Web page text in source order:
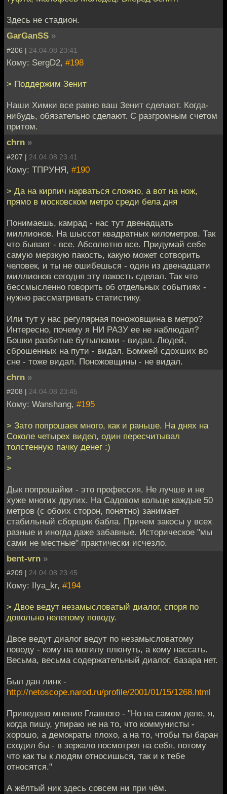
Здесь не стадион.
GarGanSS »
#206 | 24.04.08 23:41
Кому: SergD2, #198
> Поддержим Зенит
Наши Химки все равно ваш Зенит сделают. Когда-
нибудь, обязательно сделают. С разгромным счетом
притом.
chrn »
#207 | 24.04.08 23:41
Кому: ТПРУНЯ, #190
> Да на кирпич нарваться сложно, а вот на нож,
прямо в московском метро среди бела дня
Понимаешь, камрад - нас тут двенадцать
миллионов. На шыссот квадратных километров. Так
что бывает - все. Абсолютно все. Придумай себе
самую мерзкую пакость, какую может сотворить
человек, и ты не ошибешься - один из двенадцати
миллионов сегодня эту пакость сделал. Так что
бессмысленно говорить об отдельных событиях -
нужно рассматривать статистику.
Или тут у нас регулярная поножовщина в метро?
Интересно, почему я НИ РАЗУ ее не наблюдал?
Бошки разбитые бутылками - видал. Людей,
сброшенных на пути - видал. Бомжей сдохших во
сне - тоже видал. Поножовщины - не видал.
chrn »
#208 | 24.04.08 23:45
Кому: Wanshang, #195
> Зато попрошаек много, как и раньше. На днях на
Соколе четырех видел, один пересчитывал
толстенную пачку денег :)
>
>
Дык попрошайки - это профессия. Не лучше и не
хуже многих других. На Садовом кольце каждые 50
метров (с обоих сторон, понятно) занимает
стабильный сборщик бабла. Причем закосы у всех
разные и иногда даже забавные. Историческое "мы
сами не местные" практически исчезло.
bent-vrn »
#209 | 24.04.08 23:45
Кому: Ilya_kr, #194
> Двое ведут незамысловатый диалог, споря по
довольно нелепому поводу.
Двое ведут диалог ведут по незамысловатому
поводу - кому на могилу плюнуть, а кому нассать.
Весьма, весьма содержательный диалог, базара нет.
Был дан линк -
http://netoscope.narod.ru/profile/2001/01/15/1268.html
Приведено мнение Главного - "Но на самом деле, я,
когда пишу, упираю не на то, что коммунисты -
хорошо, а демократы плохо, а на то, чтобы ты баран
сходил бы - в зеркало посмотрел на себя, потому
что как ты к людям относишься, так и к тебе
относятся."
А жёлтый ник здесь совсем ни при чём.